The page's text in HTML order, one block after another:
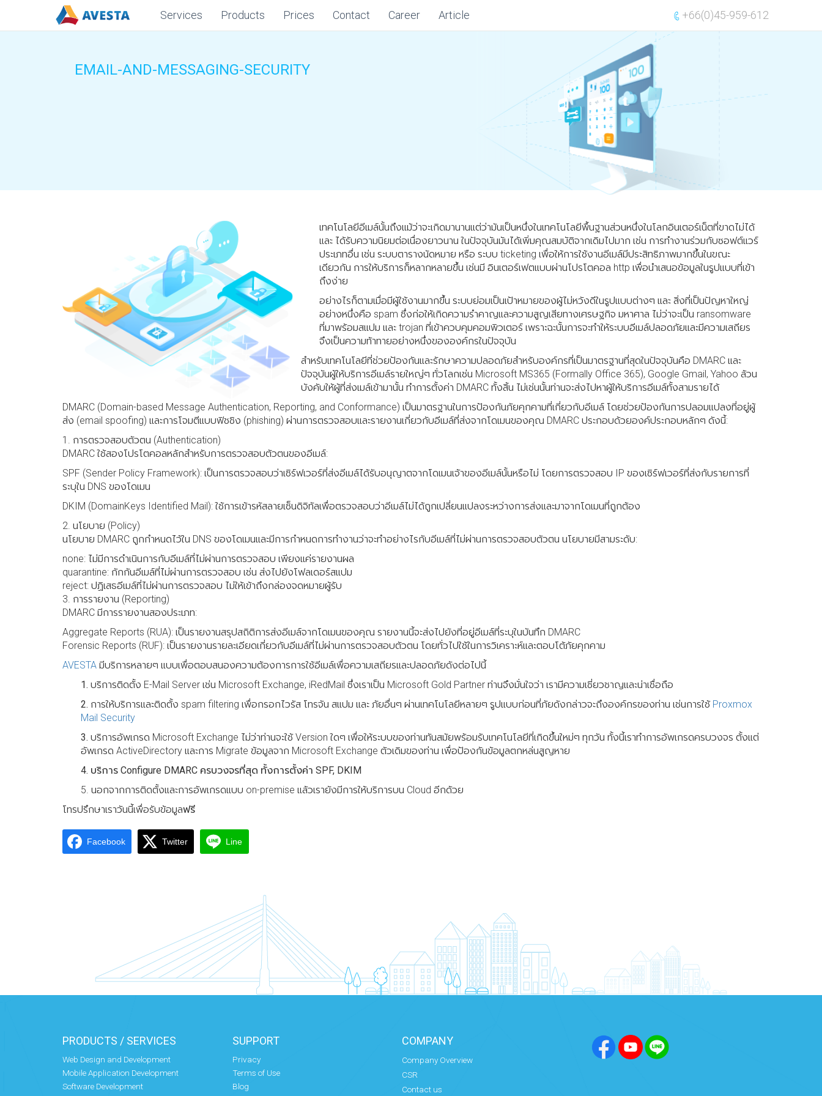
Services Products Prices Contact Career Article +66(0)45-959-612
EMAIL-AND-MESSAGING-SECURITY
เทคโนโลยีอีเมล์นั้นถึงแม้ว่าจะเกิดมานานแต่ว่ามันเป็นหนึ่งในเทคโนโลยีพื้นฐานส่วนหนึ่งในโลกอินเตอร์เน็ตที่ขาดไม่ได้
และ ได้รับความนิยมต่อเนื่องยาวนาน ในปัจจุบันมันได้เพิ่มคุณสมบัติจากเดิมไปมาก เช่น การทำงานร่วมกับซอฟต์แวร์
ประเภทอื่น เช่น ระบบตารางนัดหมาย หรือ ระบบ ticketing เพื่อให้การใช้งานอีเมล์มีประสิทธิภาพมากขึ้นในขณะ
เดียวกัน การให้บริการก็หลากหลายขึ้น เช่นมี อินเตอร์เฟตแบบผ่านโปรโตคอล http เพื่อนำเสนอข้อมูลในรูปแบบที่เข้า
ถึงง่าย
อย่างไรก็ตามเมื่อมีผู้ใช้งานมากขึ้น ระบบย่อมเป็นเป้าหมายของผู้ไม่หวังดีในรูปแบบต่างๆ และ สิ่งที่เป็นปัญหาใหญ่
อย่างหนึ่งคือ spam ซึ่งก่อให้เกิดความรำคาญและความสูญเสียทางเศรษฐกิจ มหาศาล ไม่ว่าจะเป็น ransomware
ที่มาพร้อมสแปม และ trojan ที่เข้าควบคุมคอมพิวเตอร์ เพราะฉะนั้นการจะทำให้ระบบอีเมล์ปลอดภัยและมีความเสถียร
จึงเป็นความท้าทายอย่างหนึ่งขององค์กรในปัจจุบัน
สำหรับเทคโนโลยีที่ช่วยป้องกันและรักษาความปลอดภัยสำหรับองค์กรที่เป็นมาตรฐานที่สุดในปัจจุบันคือ DMARC และ
ปัจจุบันผู้ให้บริการอีเมล์รายใหญ่ๆ ทั่วโลกเช่น Microsoft MS365 (Formally Office 365), Google Gmail, Yahoo ล้วน
บังคับให้ผู้ที่ส่งเมล์เข้ามานั้น ทำการตั้งค่า DMARC ทั้งสิ้น ไม่เช่นนั้นท่านจะส่งไปหาผู้ให้บริการอีเมล์ทั้งสามรายได้
DMARC (Domain-based Message Authentication, Reporting, and Conformance) เป็นมาตรฐานในการป้องกันภัยคุกคามที่เกี่ยวกับอีเมล์ โดยช่วยป้องกันการปลอมแปลงที่อยู่ผู้
ส่ง (email spoofing) และการโจมตีแบบฟิชชิง (phishing) ผ่านการตรวจสอบและรายงานเกี่ยวกับอีเมล์ที่ส่งจากโดเมนของคุณ DMARC ประกอบด้วยองค์ประกอบหลักๆ ดังนี้:
1. การตรวจสอบตัวตน (Authentication)
DMARC ใช้สองโปรโตคอลหลักสำหรับการตรวจสอบตัวตนของอีเมล์:
SPF (Sender Policy Framework): เป็นการตรวจสอบว่าเซิร์ฟเวอร์ที่ส่งอีเมล์ได้รับอนุญาตจากโดเมนเจ้าของอีเมล์นั้นหรือไม่ โดยการตรวจสอบ IP ของเซิร์ฟเวอร์ที่ส่งกับรายการที่
ระบุใน DNS ของโดเมน
DKIM (DomainKeys Identified Mail): ใช้การเข้ารหัสลายเซ็นดิจิทัลเพื่อตรวจสอบว่าอีเมล์ไม่ได้ถูกเปลี่ยนแปลงระหว่างการส่งและมาจากโดเมนที่ถูกต้อง
2. นโยบาย (Policy)
นโยบาย DMARC ถูกกำหนดไว้ใน DNS ของโดเมนและมีการกำหนดการทำงานว่าจะทำอย่างไรกับอีเมล์ที่ไม่ผ่านการตรวจสอบตัวตน นโยบายมีสามระดับ:
none: ไม่มีการดำเนินการกับอีเมล์ที่ไม่ผ่านการตรวจสอบ เพียงแค่รายงานผล
quarantine: กักกันอีเมล์ที่ไม่ผ่านการตรวจสอบ เช่น ส่งไปยังโฟลเดอร์สแปม
reject: ปฏิเสธอีเมล์ที่ไม่ผ่านการตรวจสอบ ไม่ให้เข้าถึงกล่องจดหมายผู้รับ
3. การรายงาน (Reporting)
DMARC มีการรายงานสองประเภท:
Aggregate Reports (RUA): เป็นรายงานสรุปสถิติการส่งอีเมล์จากโดเมนของคุณ รายงานนี้จะส่งไปยังที่อยู่อีเมล์ที่ระบุในบันทึก DMARC
Forensic Reports (RUF): เป็นรายงานรายละเอียดเกี่ยวกับอีเมล์ที่ไม่ผ่านการตรวจสอบตัวตน โดยทั่วไปใช้ในการวิเคราะห์และตอบโต้ภัยคุกคาม
AVESTA มีบริการหลายๆ แบบเพื่อตอบสนองความต้องการการใช้อีเมล์เพื่อความเสถียรและปลอดภัยดังต่อไปนี้
1. บริการติดตั้ง E-Mail Server เช่น Microsoft Exchange, iRedMail ซึ่งเราเป็น Microsoft Gold Partner ท่านจึงมั่นใจว่า เรามีความเชี่ยวชาญและน่าเชื่อถือ
2. การให้บริการและติดตั้ง spam filtering เพื่อกรอกไวรัส โทรจัน สแปม และ ภัยอื่นๆ ผ่านเทคโนโลยีหลายๆ รูปแบบก่อนที่ภัยดังกล่าวจะถึงองค์กรของท่าน เช่นการใช้ Proxmox
Mail Security
3. บริการอัพเกรด Microsoft Exchange ไม่ว่าท่านจะใช้ Version ใดๆ เพื่อให้ระบบของท่านทันสมัยพร้อมรับเทคโนโลยีที่เกิดขึ้นใหม่ๆ ทุกวัน ทั้งนี้เราทำการอัพเกรดครบวงจร ตั้งแต่
อัพเกรด ActiveDirectory และการ Migrate ข้อมูลจาก Microsoft Exchange ตัวเดิมของท่าน เพื่อป้องกันข้อมูลตกหล่นสูญหาย
4. บริการ Configure DMARC ครบวงจรที่สุด ทั้งการตั้งค่า SPF, DKIM
5. นอกจากการติดตั้งและการอัพเกรดแบบ on-premise แล้วเรายังมีการให้บริการบน Cloud อีกด้วย
โทรปรึกษาเราวันนี้เพื่อรับข้อมูลฟรี
Facebook Twitter Line
PRODUCTS / SERVICES
Web Design and Development
Mobile Application Development
Software Development
SUPPORT
Privacy
Terms of Use
Blog
COMPANY
Company Overview
CSR
Contact us